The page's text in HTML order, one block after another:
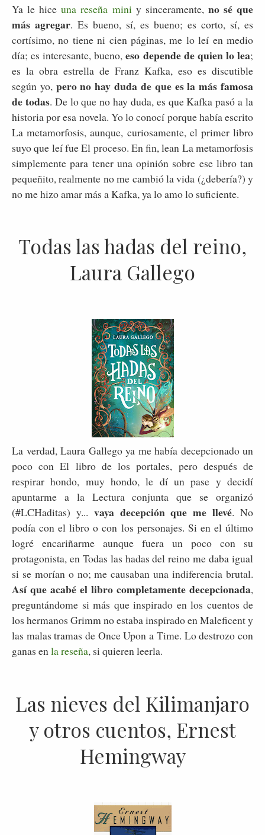
Ya le hiceuna reseña mini y sinceramente, no sé que
más agregar. Es bueno, sí, es bueno; es corto, sí, es
cortísimo, no tiene ni cien páginas, me lo leí en medio
día; es interesante, bueno,eso depende de quien lo lea;
es la obra estrella de Franz Kafka, eso es discutible
según yo, pero no hay duda de que es la más famosa
de todas. De lo que no hay duda, es que Kafka pasó a la
historia por esa novela. Yo lo conocí porque había escrito
La metamorfosis, aunque, curiosamente, el primer libro
suyo que leí fue El proceso. En fin, lean La metamorfosis
simplemente para tener una opinión sobre ese libro tan
pequeñito, realmente no me cambió la vida (¿debería?) y
no me hizo amar más a Kafka, ya lo amo lo suficiente.
Todas las hadas del reino,
Laura Gallego
La verdad, Laura Gallego ya me había decepcionado un
poco con El libro de los portales, pero después de
respirar hondo, muy hondo, le dí un pase y decidí
apuntarme a la Lectura conjunta que se organizó
(#LCHaditas) y... vaya decepción que me llevé. No
podía con el libro o con los personajes. Si en el último
logré encariñarme aunque fuera un poco con su
protagonista, en Todas las hadas del reino me daba igual
si se morían o no; me causaban una indiferencia brutal.
Así que acabé el libro completamente decepcionada,
preguntándome si más que inspirado en los cuentos de
los hermanos Grimm no estaba inspirado en Maleficent y
las malas tramas de Once Upon a Time. Lo destrozo con
ganas enla reseña, si quieren leerla.
Las nieves del Kilimanjaro
y otros cuentos, Ernest
Hemingway